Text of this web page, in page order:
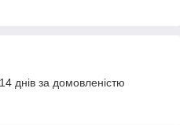
днів за домовленістю